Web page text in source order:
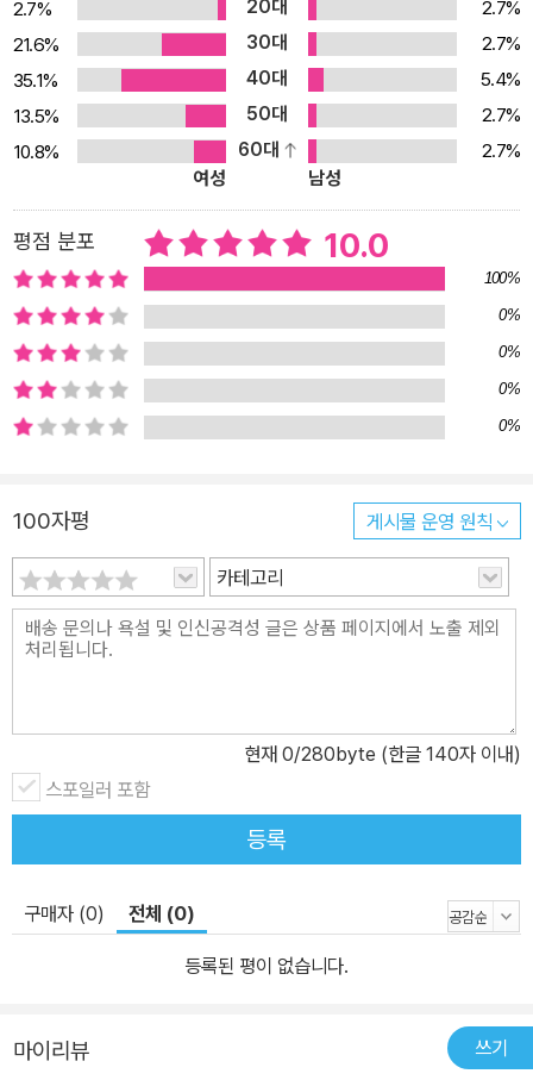
로 그려져 있다. 한 장면 안에서 다른 스타일의 그림이 이토록 완벽한
조화를 이루어 낼 수 있는지 실로 감탄을 자아낸다. 윤곽으로 그려진
배경 속에서 숨은 동물들을 찾는 재미도 있다. 그래서 이 책을 여러 번
보기를 권한다. 처음에는 발견하지 못했던 요소들이 곳곳에 보물처럼
숨겨져 있어서 볼 때마다 새로운 발견을 할 수 있을 것이다. 마침내 함
매우 현실적이고 세밀하게 표현되었다. 둘의 모습이 집에서 가장 선
명하게 그려진 건 독자가 인간 주인의 시각을 통해 그들을 보고 있기
때문은 아닐까.
2.7%
20대
2.7%
21.6%
30대
2.7%
35.1%
40대
5.4%
13.5%
50대
2.7%
10.8%
60대
2.7%
여성
남성
평점 분포 10.0
100%
0%
0%
0%
0%
100자평 게시물 운영 원칙
카테고리
현재 0/280byte (한글 140자 이내)
스포일러 포함
등록
구매자 (0) 전체 (0)
등록된 평이 없습니다.
마이리뷰 쓰기